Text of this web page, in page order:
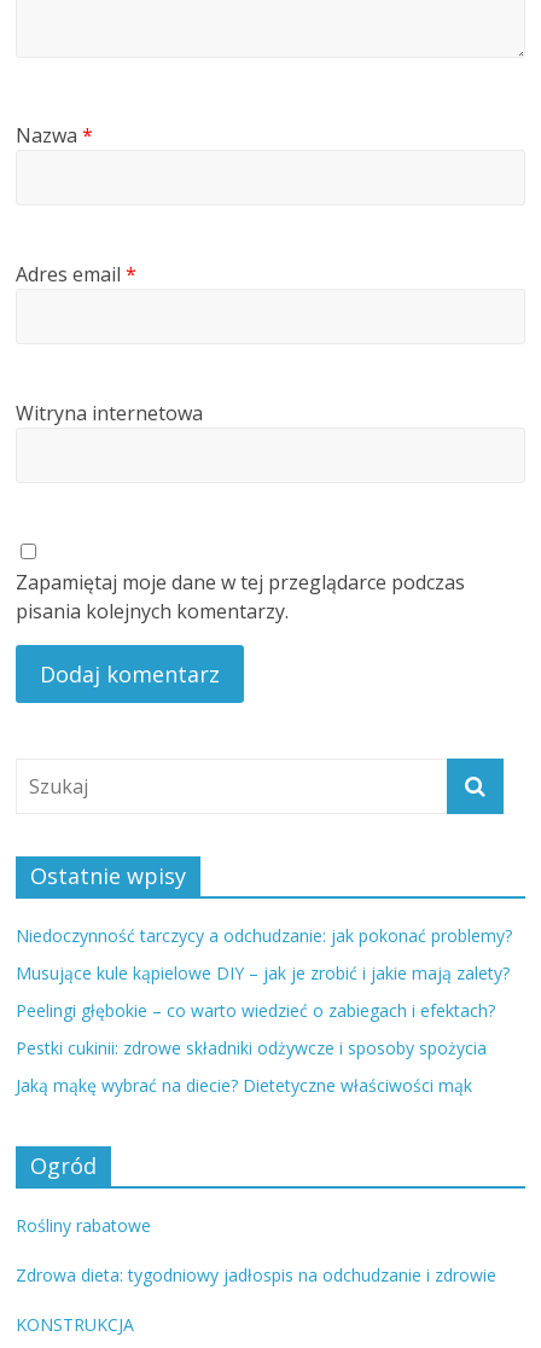
Nazwa*
Adres email*
Witryna internetowa
Zapamiętaj moje dane w tej przeglądarce podczas
pisania kolejnych komentarzy.
Ostatnie wpisy
Niedoczynność tarczycy a odchudzanie: jak pokonać problemy?
Musujące kule kąpielowe DIY – jak je zrobić i jakie mają zalety?
Peelingi głębokie – co warto wiedzieć o zabiegach i efektach?
Pestki cukinii: zdrowe składniki odżywcze i sposoby spożycia
Jaką mąkę wybrać na diecie? Dietetyczne właściwości mąk
Ogród
Rośliny rabatowe
Zdrowa dieta: tygodniowy jadłospis na odchudzanie i zdrowie
KONSTRUKCJA